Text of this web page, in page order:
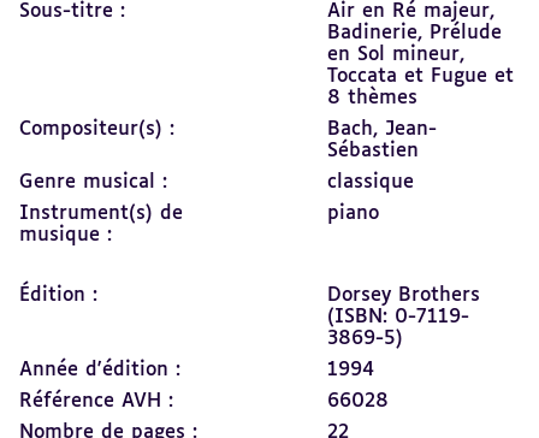
Sous-titre :
Air en Ré majeur,
Badinerie, Prélude
en Sol mineur,
Toccata et Fugue et
8 thèmes
Compositeur(s) :
Bach, Jean-
Sébastien
Genre musical :
classique
Instrument(s) de
musique :
piano
Édition :
Dorsey Brothers
(ISBN: 0-7119-
3869-5)
Année d'édition :
1994
Référence AVH :
66028
Nombre de pages :
22